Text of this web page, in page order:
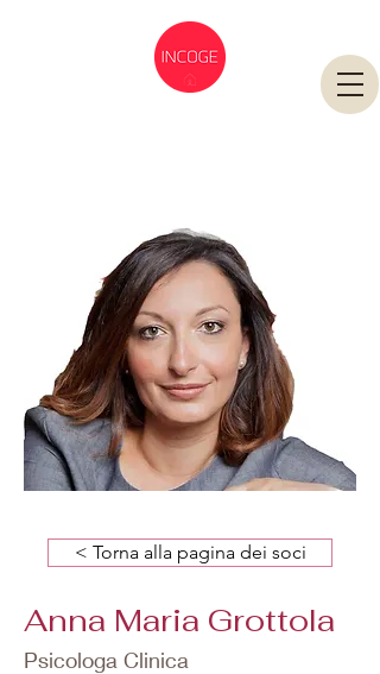
< Torna alla pagina dei soci
Anna Maria Grottola
Psicologa Clinica